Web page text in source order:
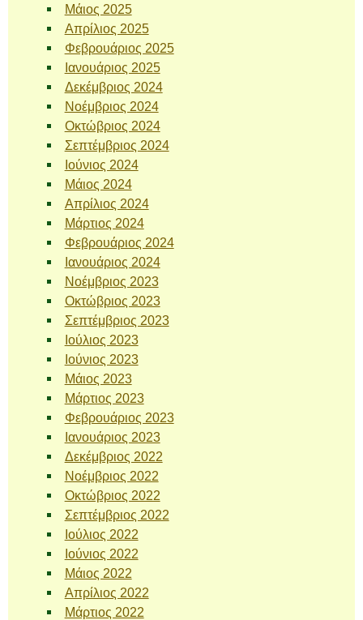
Μάιος 2025
Απρίλιος 2025
Φεβρουάριος 2025
Ιανουάριος 2025
Δεκέμβριος 2024
Νοέμβριος 2024
Οκτώβριος 2024
Σεπτέμβριος 2024
Ιούνιος 2024
Μάιος 2024
Απρίλιος 2024
Μάρτιος 2024
Φεβρουάριος 2024
Ιανουάριος 2024
Νοέμβριος 2023
Οκτώβριος 2023
Σεπτέμβριος 2023
Ιούλιος 2023
Ιούνιος 2023
Μάιος 2023
Μάρτιος 2023
Φεβρουάριος 2023
Ιανουάριος 2023
Δεκέμβριος 2022
Νοέμβριος 2022
Οκτώβριος 2022
Σεπτέμβριος 2022
Ιούλιος 2022
Ιούνιος 2022
Μάιος 2022
Απρίλιος 2022
Μάρτιος 2022